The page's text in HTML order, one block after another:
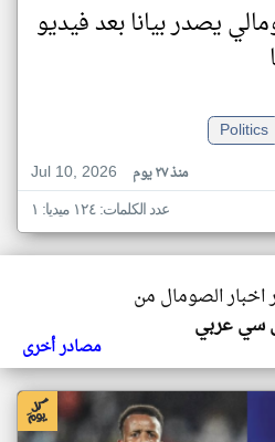
يصدر بيانا بعد فيديو
Politics
Jul 10, 2026
منذ ٢٧ يوم
عدد الكلمات: ١٢٤ ميديا: ١
اخبار الصومال من
سي عربي
مصادر أخرى